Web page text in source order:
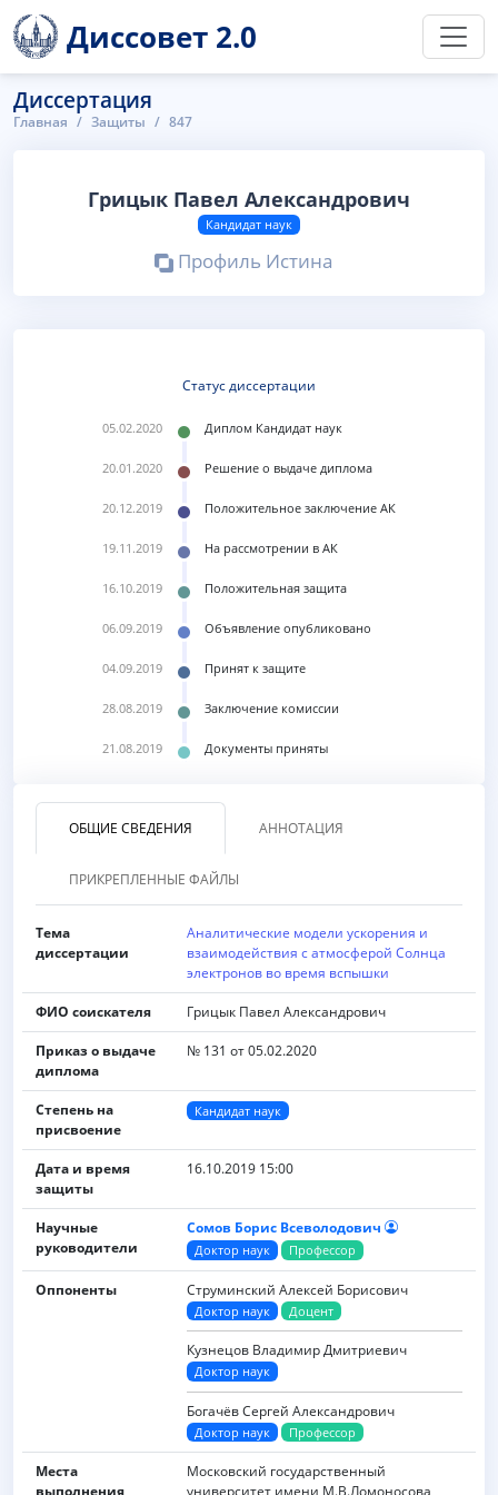
Диссовет 2.0
Диссертация
Главная Защиты 847
Грицык Павел Александрович
Кандидат наук
Профиль Истина
Статус диссертации
05.02.2020 Диплом Кандидат наук
20.01.2020 Решение о выдаче диплома
20.12.2019 Положительное заключение АК
19.11.2019 На рассмотрении в АК
16.10.2019 Положительная защита
06.09.2019 Объявление опубликовано
04.09.2019 Принят к защите
28.08.2019 Заключение комиссии
21.08.2019 Документы приняты
ОБЩИЕ СВЕДЕНИЯ АННОТАЦИЯ
ПРИКРЕПЛЕННЫЕ ФАЙЛЫ
Тема
диссертации
Аналитические модели ускорения и
взаимодействия с атмосферой Солнца
электронов во время вспышки
ФИО соискателя Грицык Павел Александрович
Приказ о выдаче
диплома
№ 131 от 05.02.2020
Степень на
присвоение
Кандидат наук
Дата и время
защиты
16.10.2019 15:00
Научные
руководители
Сомов Борис Всеволодович
Доктор наук Профессор
Оппоненты Струминский Алексей Борисович
Доктор наук Доцент
Кузнецов Владимир Дмитриевич
Доктор наук
Богачёв Сергей Александрович
Доктор наук Профессор
Места
Московский государственный